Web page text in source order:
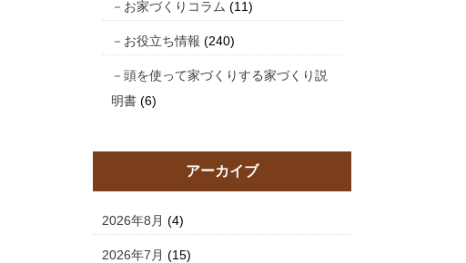
お家づくりコラム (11)
お役立ち情報 (240)
頭を使って家づくりする家づくり説
明書 (6)
アーカイブ
2026年8月 (4)
2026年7月 (15)